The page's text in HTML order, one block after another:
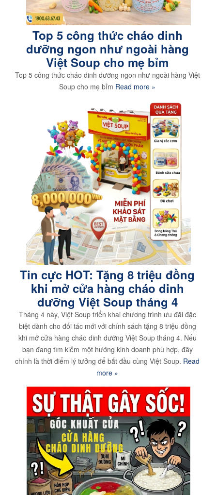
Top 5 công thức cháo dinh
dưỡng ngon như ngoài hàng
Việt Soup cho mẹ bỉm
Top 5 công thức cháo dinh dưỡng ngon như ngoài hàng Việt
Soup cho mẹ bỉm Read more »
Tin cực HOT: Tặng 8 triệu đồng
khi mở cửa hàng cháo dinh
dưỡng Việt Soup tháng 4
Tháng 4 này, Việt Soup triển khai chương trình ưu đãi đặc
biệt dành cho đối tác mới với chính sách tặng 8 triệu đồng
khi mở cửa hàng cháo dinh dưỡng Việt Soup tháng 4. Nếu
bạn đang tìm kiếm một hướng kinh doanh phù hợp, đây
chính là thời điểm lý tưởng để bắt đầu cùng Việt Soup. Read
more »